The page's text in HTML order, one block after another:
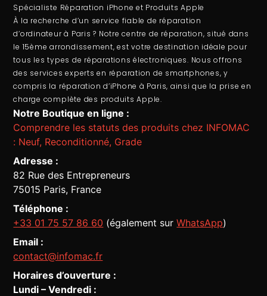
Spécialiste Réparation iPhone et Produits Apple
À la recherche d’un service fiable de réparation
d’ordinateurà Paris ? Notre centre de réparation, situé dans
le 15ème arrondissement, est votre destination idéale pour
tous les types de réparations électroniques. Nous offrons
des services experts en réparation de smartphones, y
compris la réparation d’iPhone à Paris, ainsi que la prise en
charge complète des produits Apple.
Notre Boutique en ligne :
Comprendre les statuts des produits chez INFOMAC
: Neuf, Reconditionné, Grade
Adresse :
82 Rue des Entrepreneurs
75015 Paris, France
Téléphone :
+33 01 75 57 86 60 (également surWhatsApp)
Email :
contact@infomac.fr
Horaires d’ouverture :
Lundi – Vendredi :